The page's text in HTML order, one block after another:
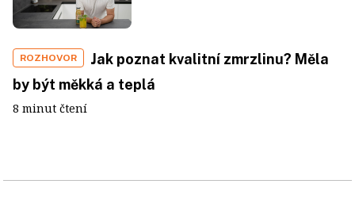
ROZHOVOR
Jak poznat kvalitní zmrzlinu? Měla
by být měkká a teplá
8 minut čtení